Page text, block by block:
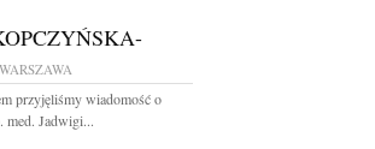
WARSZAWA
przyjęliśmy wiadomość o
med. Jadwigi...